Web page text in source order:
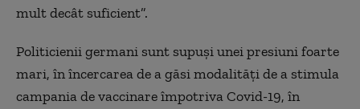
mult decât suficient”.
Politicienii germani sunt supuși unei presiuni foarte
mari, în încercarea de a găsi modalități de a stimula
campania de vaccinare împotriva Covid-19, în